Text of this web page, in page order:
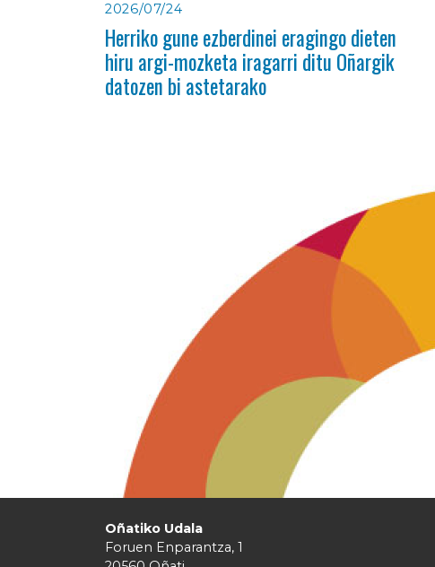
2026/07/24
Herriko gune ezberdinei eragingo dieten
hiru argi-mozketa iragarri ditu Oñargik
datozen bi astetarako
Oñatiko Udala
Foruen Enparantza, 1